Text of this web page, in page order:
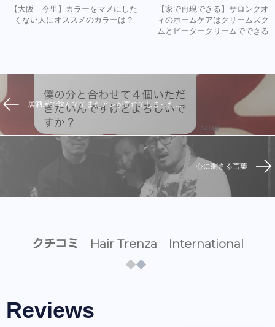
【大阪 今里】カラーをマメにした
くない人にオススメのカラーは？
【家で再現できる】サロンクオ
ィのホームケアはクリームズク
ムとビータークリームでできる
居酒屋で飲んでてまたアレが売れてしまった…
心に刺さる言葉
クチコミ Hair Trenza International
Reviews